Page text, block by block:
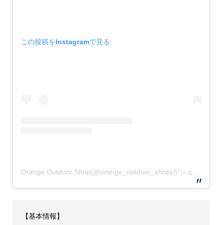
この投稿をInstagramで見る
【基本情報】